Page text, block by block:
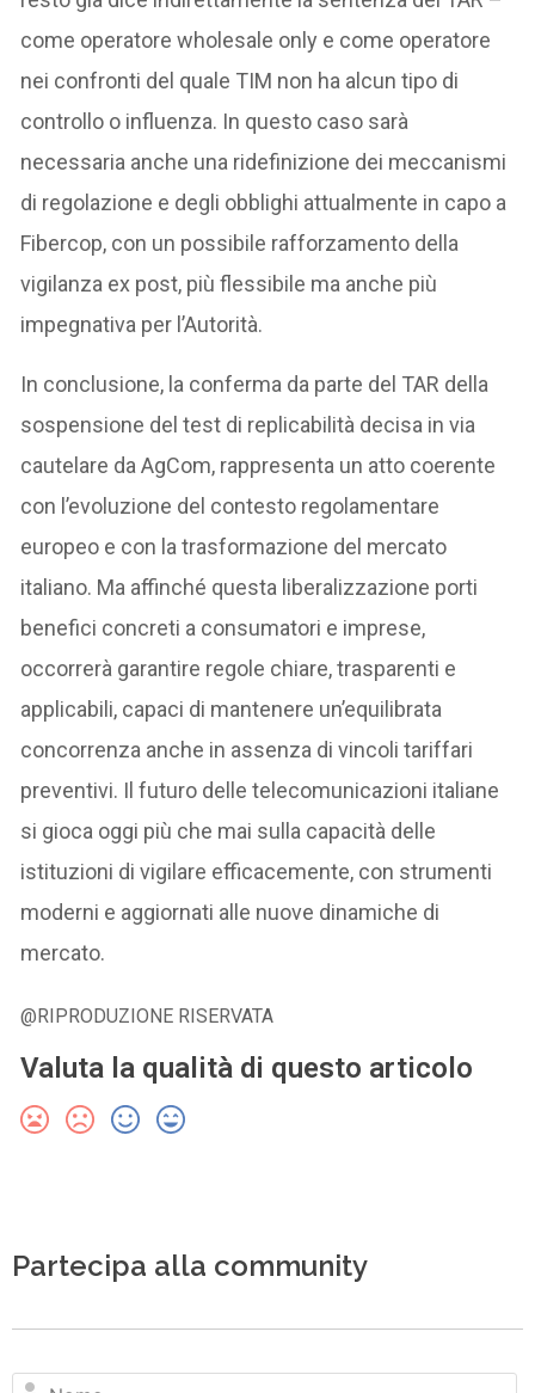
come operatore wholesale only e come operatore
nei confronti del quale TIM non ha alcun tipo di
controllo o influenza. In questo caso sarà
necessaria anche una ridefinizione dei meccanismi
di regolazione e degli obblighi attualmente in capo a
Fibercop, con un possibile rafforzamento della
vigilanza ex post, più flessibile ma anche più
impegnativa per l’Autorità.
In conclusione, la conferma da parte del TAR della
sospensione del test di replicabilità decisa in via
cautelare da AgCom, rappresenta un atto coerente
con l’evoluzione del contesto regolamentare
europeo e con la trasformazione del mercato
italiano. Ma affinché questa liberalizzazione porti
benefici concreti a consumatori e imprese,
occorrerà garantire regole chiare, trasparenti e
applicabili, capaci di mantenere un’equilibrata
concorrenza anche in assenza di vincoli tariffari
preventivi. Il futuro delle telecomunicazioni italiane
si gioca oggi più che mai sulla capacità delle
istituzioni di vigilare efficacemente, con strumenti
moderni e aggiornati alle nuove dinamiche di
mercato.
@RIPRODUZIONE RISERVATA
Valuta la qualità di questo articolo
Partecipa alla community